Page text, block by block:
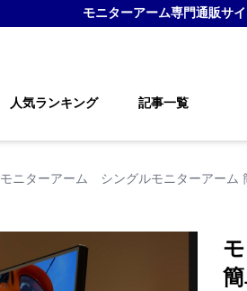
モニターアーム専門通販サイ
人気ランキング 記事一覧
モニターアーム シングルモニターアーム